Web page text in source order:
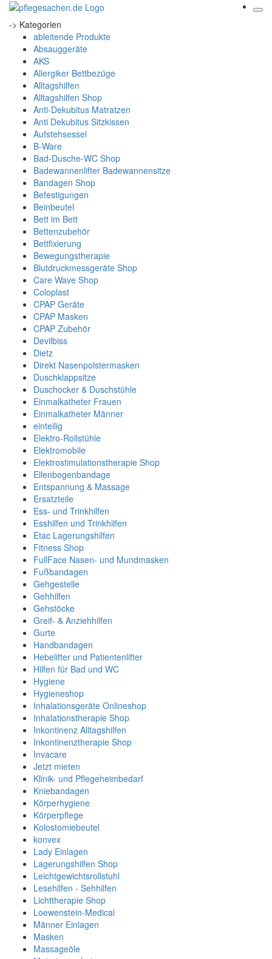
-> Kategorien
ableitende Produkte
Absauggeräte
AKS
Allergiker Bettbezüge
Alltagshilfen
Alltagshilfen Shop
Anti-Dekubitus Matratzen
Anti Dekubitus Sitzkissen
Aufstehsessel
B-Ware
Bad-Dusche-WC Shop
Badewannenlifter Badewannensitze
Bandagen Shop
Befestigungen
Beinbeutel
Bett im Bett
Bettenzubehör
Bettfixierung
Bewegungstherapie
Blutdruckmessgeräte Shop
Care Wave Shop
Coloplast
CPAP Geräte
CPAP Masken
CPAP Zubehör
Devilbiss
Dietz
Direkt Nasenpolstermasken
Duschklappsitze
Duschocker & Duschstühle
Einmalkatheter Frauen
Einmalkatheter Männer
einteilig
Elektro-Rollstühle
Elektromobile
Elektrostimulationstherapie Shop
Ellenbogenbandage
Entspannung & Massage
Ersatzteile
Ess- und Trinkhilfen
Esshilfen und Trinkhilfen
Etac Lagerungshilfen
Fitness Shop
FullFace Nasen- und Mundmasken
Fußbandagen
Gehgestelle
Gehhilfen
Gehstöcke
Greif- & Anziehhilfen
Gurte
Handbandagen
Hebelifter und Patientenlifter
Hilfen für Bad und WC
Hygiene
Hygieneshop
Inhalationsgeräte Onlineshop
Inhalationstherapie Shop
Inkontinenz Alltagshilfen
Inkontinenztherapie Shop
Invacare
Jetzt mieten
Klinik- und Pflegeheimbedarf
Kniebandagen
Körperhygiene
Körperpflege
Kolostomiebeutel
konvex
Lady Einlagen
Lagerungshilfen Shop
Leichtgewichtsrollstuhl
Lesehilfen - Sehhilfen
Lichttherapie Shop
Loewenstein-Medical
Männer Einlagen
Masken
Massageöle